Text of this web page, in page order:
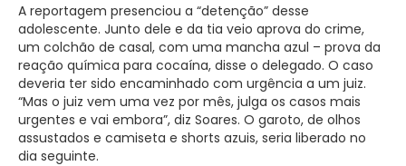
A reportagem presenciou a “detenção” desse
adolescente. Junto dele e da tia veio aprova do crime,
um colchão de casal, com uma mancha azul – prova da
reação química para cocaína, disse o delegado. O caso
deveria ter sido encaminhado com urgência a um juiz.
“Mas o juiz vem uma vez por mês, julga os casos mais
urgentes e vai embora”, diz Soares. O garoto, de olhos
assustados e camiseta e shorts azuis, seria liberado no
dia seguinte.